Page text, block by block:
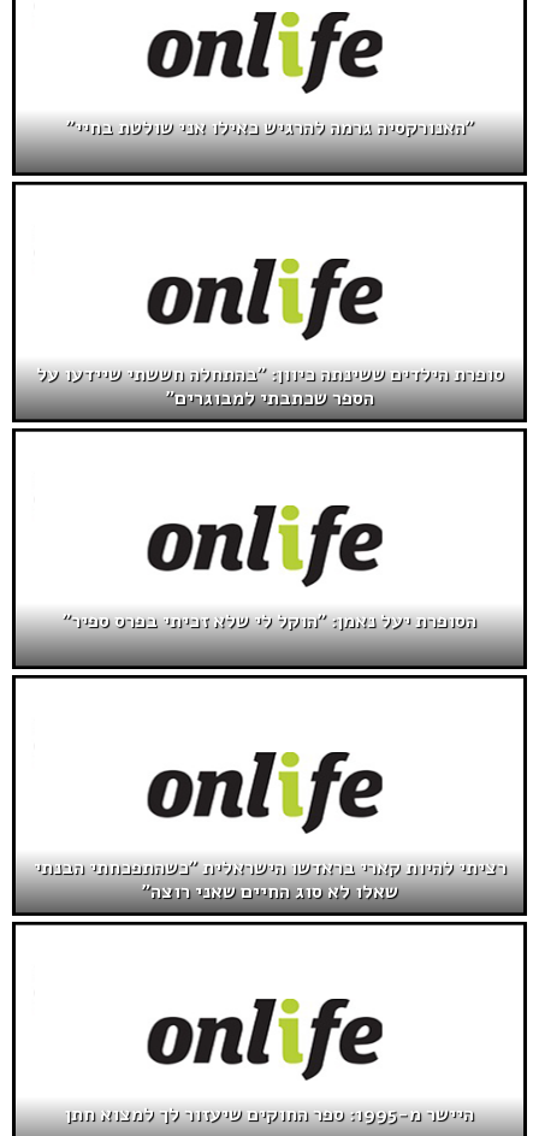
"האנורקסיה גרמה להרגיש כאילו אני שולטת בחיי"
סופרת הילדים ששינתה כיוון: "בהתחלה חששתי שיידעו על
הספר שכתבתי למבוגרים"
הסופרת יעל נאמן: "הוקל לי שלא זכיתי בפרס ספיר"
רציתי להיות קארי בראדשו הישראלית "כשהתפכחתי הבנתי
שאלו לא סוג החיים שאני רוצה"
היישר מ-1995: ספר החוקים שיעזור לך למצוא חתן